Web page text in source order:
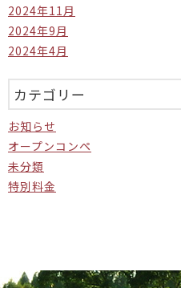
2024年11月
2024年9月
2024年4月
カテゴリー
お知らせ
オープンコンペ
未分類
特別料金